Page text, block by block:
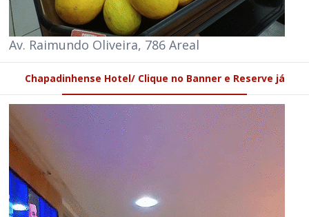
Av. Raimundo Oliveira, 786 Areal
Chapadinhense Hotel/ Clique no Banner e Reserve já